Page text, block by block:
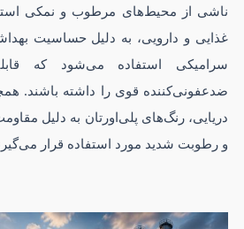
ناشی از محیط‌های مرطوب و نمکی
غذایی و دارویی، به دلیل حساسیت
سرامیکی استفاده می‌شود که
ضدعفونی‌کننده قوی را داشته باشند.
دریایی، رنگ‌های پلی‌اورتان به دلیل
و رطوبت شدید مورد استفاده قرار